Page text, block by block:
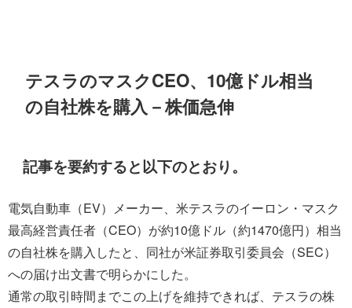
テスラのマスクCEO、10億ドル相当
の自社株を購入－株価急伸
記事を要約すると以下のとおり。
電気自動車（EV）メーカー、米テスラのイーロン・マスク
最高経営責任者（CEO）が約10億ドル（約1470億円）相当
の自社株を購入したと、同社が米証券取引委員会（SEC）
への届け出文書で明らかにした。
通常の取引時間までこの上げを維持できれば、テスラの株